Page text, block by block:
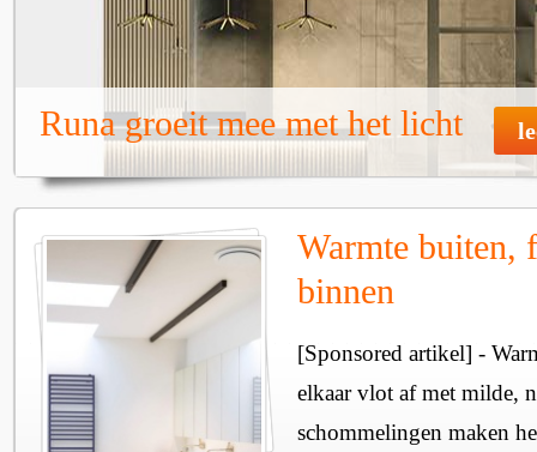
Runa groeit mee met het licht
Warmte buiten,
binnen
[Sponsored artikel] -
elkaar vlot af met milde,
schommelingen maken